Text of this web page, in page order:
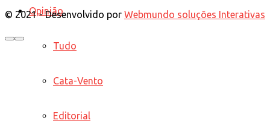
Opinião
Tudo
Cata-Vento
Editorial
© 2021 - Desenvolvido por Webmundo soluções Interativas